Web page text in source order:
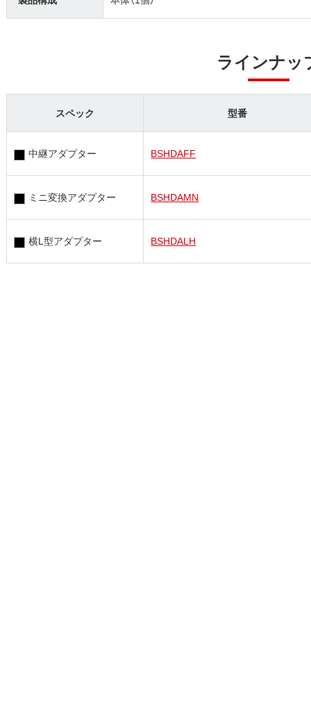
ラインナッ
スペック 型番
中継アダプター BSHDAFF
ミニ変換アダプター BSHDAMN
横L型アダプター BSHDALH